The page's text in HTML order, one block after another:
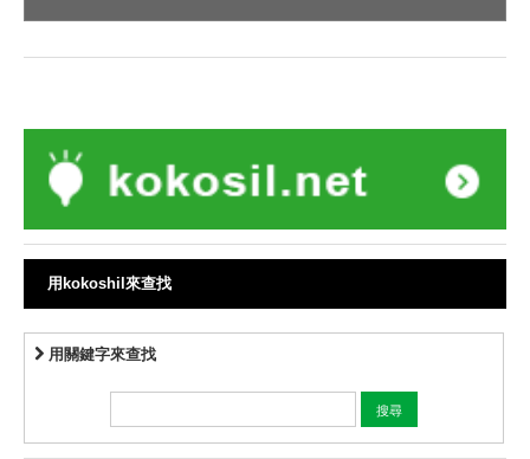
用kokoshil來查找
用關鍵字來查找